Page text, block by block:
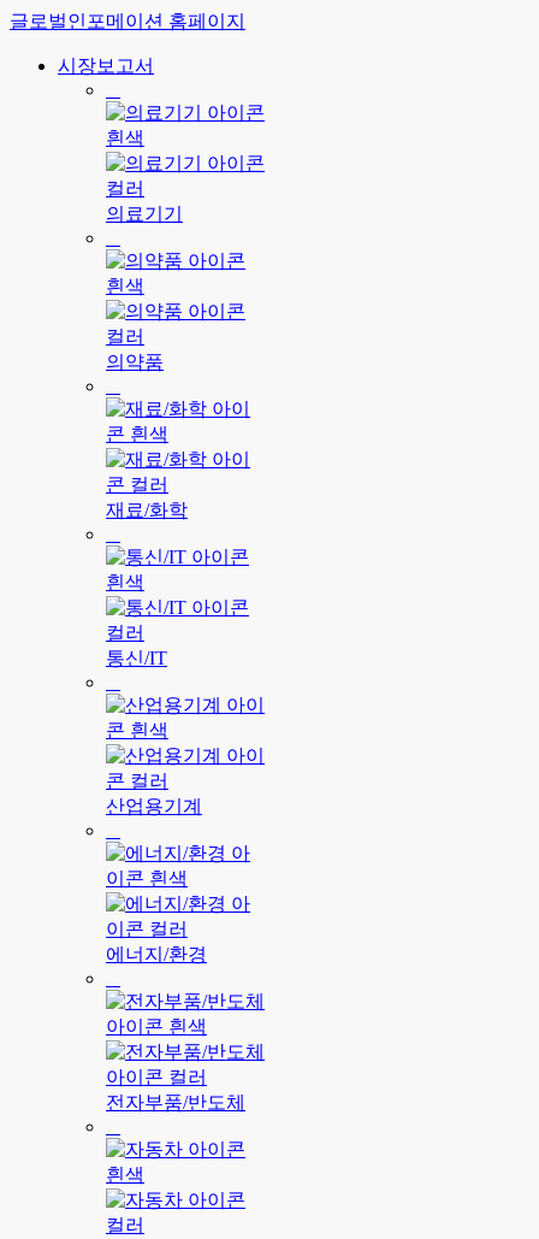
글로벌인포메이션 홈페이지
시장보고서
의료기기
의약품
재료/화학
통신/IT
산업용기계
에너지/환경
전자부품/반도체